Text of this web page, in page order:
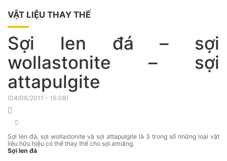
VẬT LIỆU THAY THẾ
Sợi len đá – sợi
wollastonite – sợi
attapulgite
(04/08/2011 - 16:08)
Sợi len đá, sợi wollastonite và sợi attapulgite là 3 trong số những loại vật
liệu hữu hiệu có thể thay thế cho sợi amiăng.
Sợi len đá